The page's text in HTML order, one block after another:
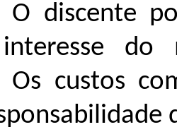
O discente
do
Os custos